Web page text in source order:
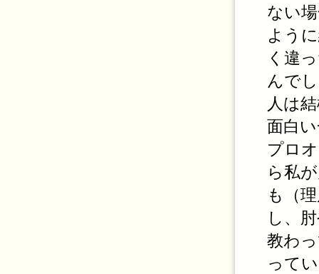
ない
よう
く違
んで
人は
面白
プロ
ら私
も（
し、
教わ
って